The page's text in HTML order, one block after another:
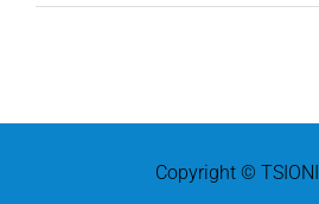
Copyright ©